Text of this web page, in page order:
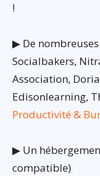
!
▶ De
Socialbakers,
Association,
Edisonlearning,
Productivité &
▶ Un
compatible)